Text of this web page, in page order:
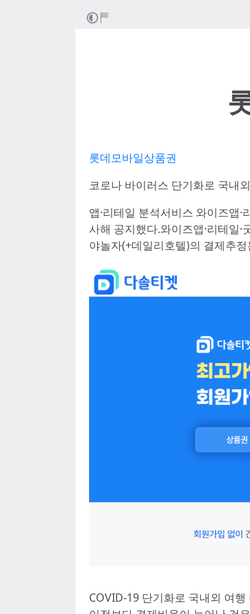
롯데모바일상품권
코로나 바이러스 단기화로 국내
앱·리테일 분석서비스 와이즈앱
사해 공지했다.와이즈앱·리테일
야놀자(+데일리호텔)의 결제추
COVID-19 단기화로 국내외 여